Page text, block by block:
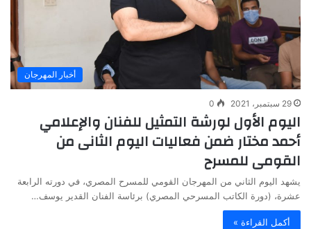
أخبار المهرجان
29 سبتمبر، 2021 0
اليوم الأول لورشة التمثيل للفنان والإعلامي
أحمد مختار ضمن فعاليات اليوم الثانى من
القومى للمسرح
يشهد اليوم الثاني من المهرجان القومي للمسرح المصري، في دورته الرابعة
عشرة، (دورة الكاتب المسرحي المصري) برئاسة الفنان القدير يوسف…
أكمل القراءة »